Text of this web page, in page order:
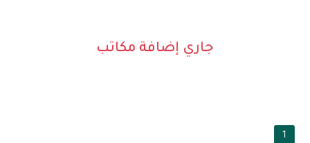
جاري إضافة مكاتب
1